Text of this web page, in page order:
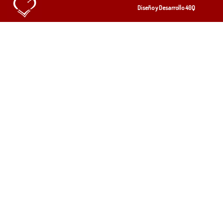
Diseño y Desarrollo40Q